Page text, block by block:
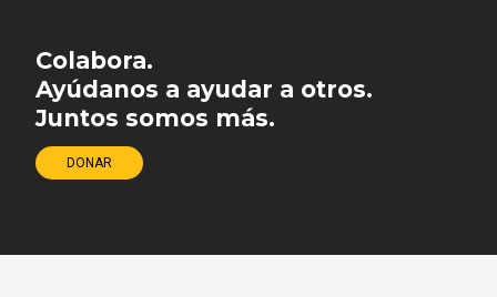
Colabora.
Ayúdanos a ayudar a otros.
Juntos somos más.
DONAR